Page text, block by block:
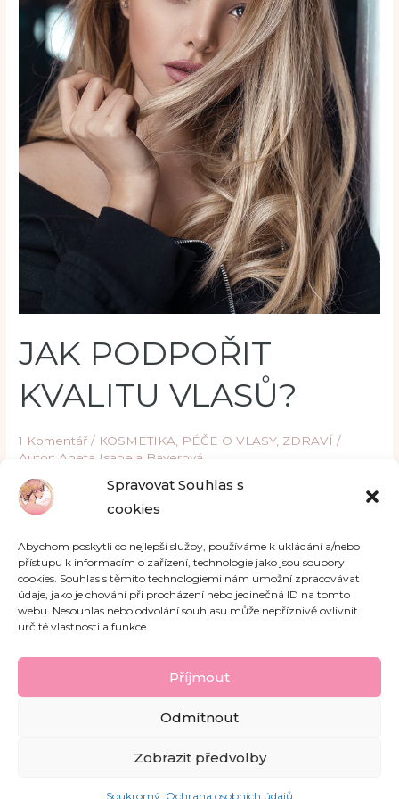
Spravovat Souhlas s
cookies
Abychom poskytli co nejlepší služby, používáme k ukládání a/nebo
přístupu k informacím o zařízení, technologie jako jsou soubory
cookies. Souhlas s těmito technologiemi nám umožní zpracovávat
údaje, jako je chování při procházení nebo jedinečná ID na tomto
webu. Nesouhlas nebo odvolání souhlasu může nepříznivě ovlivnit
určité vlastnosti a funkce.
Příjmout
Odmítnout
Zobrazit předvolby
Soukromý: Ochrana osobních údajů
JAK PODPOŘIT
KVALITU VLASŮ?
1 Komentář / KOSMETIKA PÉČE O VLASY, ZDRAVÍ /
Autor: Aneta Isabela Bayerová
Věděla jsi, že si muži vybírají, ať už na podvědomé nebo
vědomé úrovni, ženy s pěknými a krásnými vlasy? Důvod je
žena zdravá a schopná zplodit zdravého potomka. A to je
přeci v zájmu rodiče i v zájmu přírody. Navíc … Sebevědomí
ženy se bezpochyby odvíjí […]